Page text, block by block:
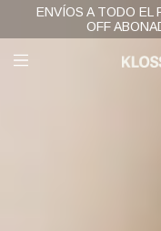
ENVÍOS A TODO EL
OFF